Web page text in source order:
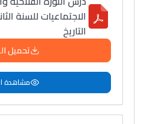
الاجتماعيات للسنة
التاريخ
تحميل
مشاهدة